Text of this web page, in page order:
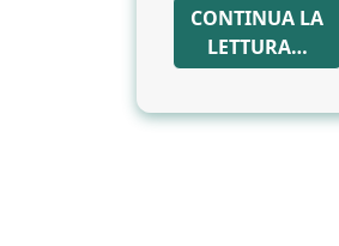
CONTINUA LA
LETTURA…